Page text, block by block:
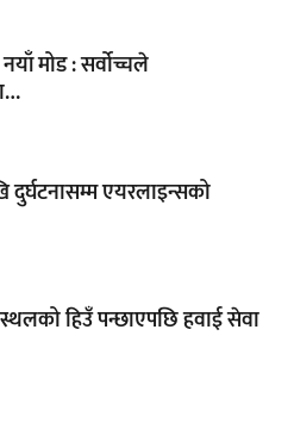
मोड : सर्वोच्चले
दुर्घटनासम्म एयरलाइन्सको
हिउँ पन्छाएपछि हवाई सेवा